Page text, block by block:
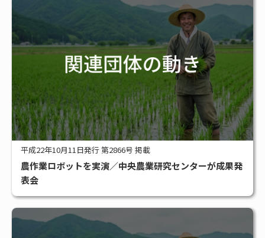
平成22年10月11日発行 第2866号 掲載
農作業ロボットを実演／中央農業研究センターが成果発
表会